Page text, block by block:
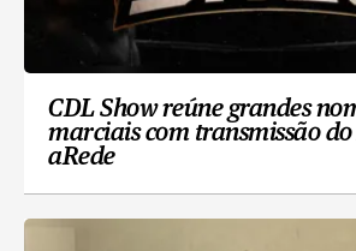
CDL Show reúne grandes
marciais com transmissão
aRede